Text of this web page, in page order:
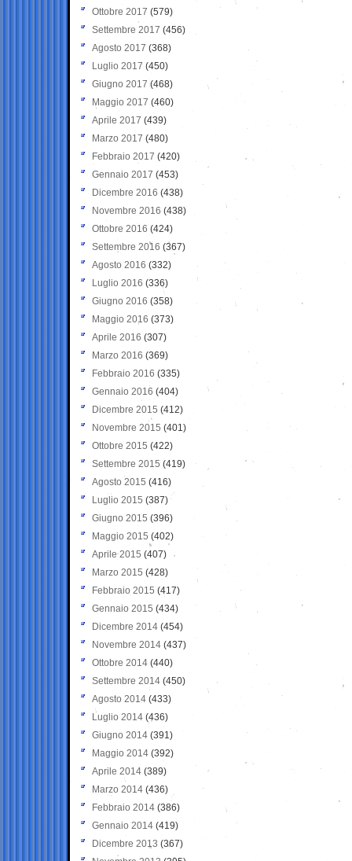
Ottobre 2017 (579)
Settembre 2017 (456)
Agosto 2017 (368)
Luglio 2017 (450)
Giugno 2017 (468)
Maggio 2017 (460)
Aprile 2017 (439)
Marzo 2017 (480)
Febbraio 2017 (420)
Gennaio 2017 (453)
Dicembre 2016 (438)
Novembre 2016 (438)
Ottobre 2016 (424)
Settembre 2016 (367)
Agosto 2016 (332)
Luglio 2016 (336)
Giugno 2016 (358)
Maggio 2016 (373)
Aprile 2016 (307)
Marzo 2016 (369)
Febbraio 2016 (335)
Gennaio 2016 (404)
Dicembre 2015 (412)
Novembre 2015 (401)
Ottobre 2015 (422)
Settembre 2015 (419)
Agosto 2015 (416)
Luglio 2015 (387)
Giugno 2015 (396)
Maggio 2015 (402)
Aprile 2015 (407)
Marzo 2015 (428)
Febbraio 2015 (417)
Gennaio 2015 (434)
Dicembre 2014 (454)
Novembre 2014 (437)
Ottobre 2014 (440)
Settembre 2014 (450)
Agosto 2014 (433)
Luglio 2014 (436)
Giugno 2014 (391)
Maggio 2014 (392)
Aprile 2014 (389)
Marzo 2014 (436)
Febbraio 2014 (386)
Gennaio 2014 (419)
Dicembre 2013 (367)